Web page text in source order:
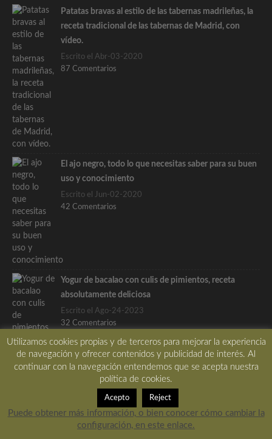
Patatas bravas al estilo de las tabernas madrileñas, la
receta tradicional de las tabernas de Madrid, con
vídeo.
Escrito el Abr-03-2020
87 Comentarios
El ajo negro, todo lo que necesitas saber para su buen
uso y conocimiento
Escrito el Jun-02-2020
42 Comentarios
Yogur de bacalao con culis de pimientos, receta
absolutamente deliciosa
Escrito el Ago-24-2023
32 Comentarios
aceite ajo ALIÑO aperitivo Apuntes arroz
Utilizamos cookies propias y de terceros para mejorar la experiencia
de navegación y ofrecer contenidos y publicidad de interés. Al
continuar con la navegación entendemos que se acepta nuestra
política de cookies.
Acepto Reject
Puede obtener más información, o bien conocer cómo cambiar la
configuración, en este enlace.